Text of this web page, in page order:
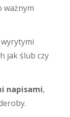
ważnym
wyrytymi
jak ślub czy
napisami,